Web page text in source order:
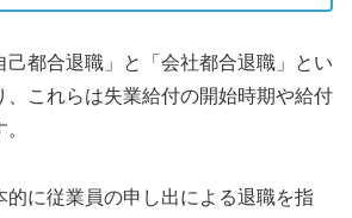
己都合退職」と「会社都合退職」とい
、これらは失業給付の開始時期や給付
的に従業員の申し出による退職を指